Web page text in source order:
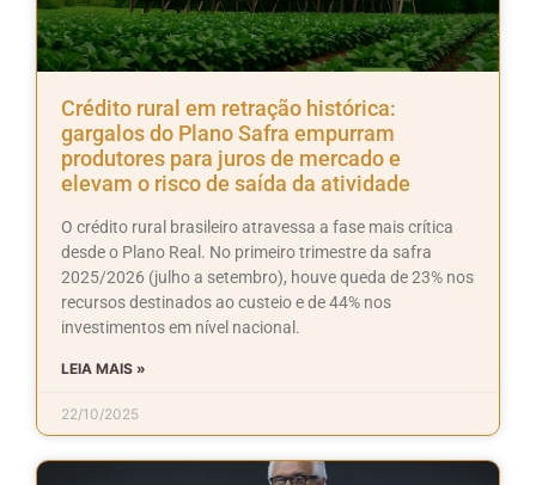
Crédito rural em retração histórica:
gargalos do Plano Safra empurram
produtores para juros de mercado e
elevam o risco de saída da atividade
O crédito rural brasileiro atravessa a fase mais crítica
desde o Plano Real. No primeiro trimestre da safra
2025/2026 (julho a setembro), houve queda de 23% nos
recursos destinados ao custeio e de 44% nos
investimentos em nível nacional.
LEIA MAIS »
22/10/2025